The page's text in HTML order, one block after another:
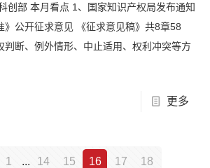
创部 本月看点 1、国家知识产权局发布通知
》公开征求意见 《征求意见稿》共8章58
判断、例外情形、中止适用、权利冲突等方
更多
1 ... 14 15 16 17 18